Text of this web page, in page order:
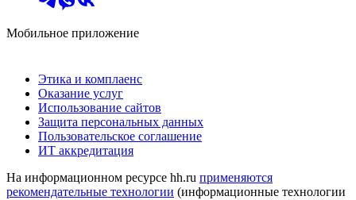
Мобильное приложение
Этика и комплаенс
Оказание услуг
Использование сайтов
Защита персональных данных
Пользовательское соглашение
ИТ аккредитация
На информационном ресурсе hh.ru применяются
рекомендательные технологии (информационные технологии